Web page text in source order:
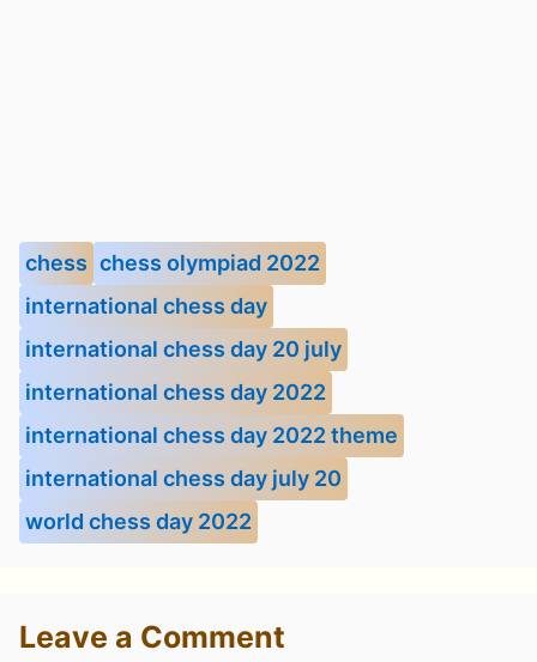
chess chess olympiad 2022
international chess day
international chess day 20 july
international chess day 2022
international chess day 2022 theme
international chess day july 20
world chess day 2022
Leave a Comment